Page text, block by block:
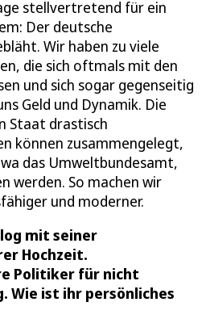
stellvertretend für ein
Der deutsche
Wir haben zu viele
die sich oftmals mit den
und sich sogar gegenseitig
Geld und Dynamik. Die
Staat drastisch
können zusammengelegt,
das Umweltbundesamt,
werden. So machen wir
und moderner.
mit seiner
Hochzeit.
Politiker für nicht
Wie ist ihr persönliches